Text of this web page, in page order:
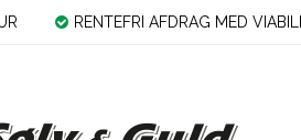
RENTEFRI AFDRAG MED VIABILL